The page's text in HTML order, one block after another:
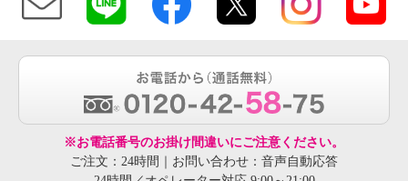
※お電話番号のお掛け間違いにご注意ください。
ご注文：24時間｜お問い合わせ：音声自動応答